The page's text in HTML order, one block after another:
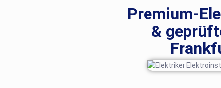
Premium-
&